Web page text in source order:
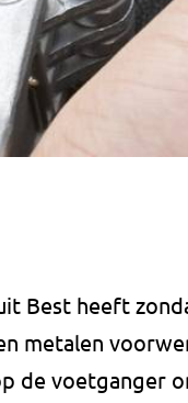
Best heeft
metalen
de voetganger